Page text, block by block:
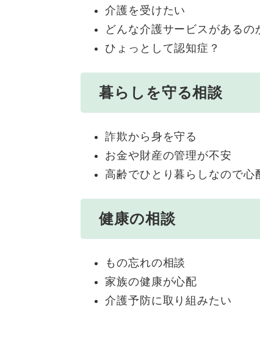
介護を受けたい
どんな介護サービスがあるの
ひょっとして認知症？
暮らしを守る相談
詐欺から身を守る
お金や財産の管理が不安
高齢でひとり暮らしなので心
健康の相談
もの忘れの相談
家族の健康が心配
介護予防に取り組みたい